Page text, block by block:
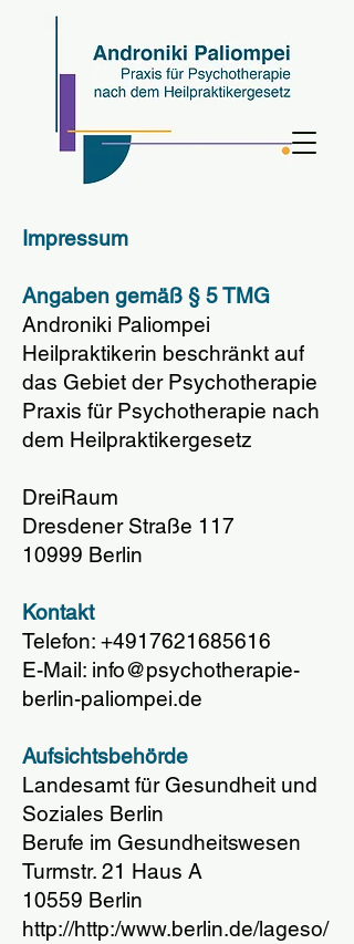
Impressum
Angaben gemäß § 5 TMG
Androniki Paliompei
Heilpraktikerin beschränkt auf
das Gebiet der Psychotherapie
Praxis für Psychotherapie nach
dem Heilpraktikergesetz
DreiRaum
Dresdener Straße 117
10999 Berlin
Kontakt
Telefon: +4917621685616
E-Mail: info@psychotherapie-
berlin-paliompei.de
Aufsichtsbehörde
Landesamt für Gesundheit und
Soziales Berlin
Berufe im Gesundheitswesen
Turmstr. 21 Haus A
10559 Berlin
http://http:/www.berlin.de/lageso/